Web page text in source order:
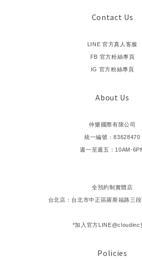
Contact Us
LINE 官方真人客服
FB 官方粉絲專頁
IG 官方粉絲專頁
About Us
仲樂國際有限公司
統一編號：83628470
週一至週五：10AM-
全預約制實體店
台北店：台北市中正區羅斯福路三
*加入官方LINE@cloudinc
Policies